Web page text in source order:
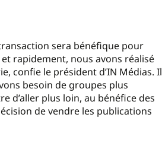
sera bénéfique pour
rapidement, nous avons réalisé
confie le président d’IN Médias. Il
besoin de groupes plus
d’aller plus loin, au bénéfice des
de vendre les publications